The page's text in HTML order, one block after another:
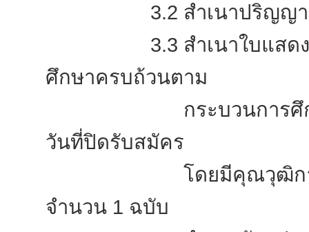
3.2 สำเนาปริญญาบัตร
3.3 สำเนาใบแสดงผลกา
ศึกษาครบถ้วนตาม
กระบวนการศึกษาแล
วันที่ปิดรับสมัคร
โดยมีคุณวุฒิการศึกษา
จำนวน 1 ฉบับ